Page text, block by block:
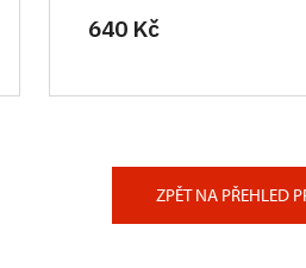
640 Kč
ZPĚT NA PŘEHLED